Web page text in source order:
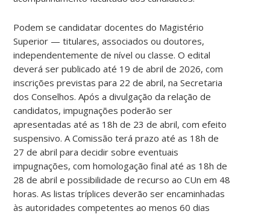
Podem se candidatar docentes do Magistério
Superior — titulares, associados ou doutores,
independentemente de nível ou classe. O edital
deverá ser publicado até 19 de abril de 2026, com
inscrições previstas para 22 de abril, na Secretaria
dos Conselhos. Após a divulgação da relação de
candidatos, impugnações poderão ser
apresentadas até as 18h de 23 de abril, com efeito
suspensivo. A Comissão terá prazo até as 18h de
27 de abril para decidir sobre eventuais
impugnações, com homologação final até as 18h de
28 de abril e possibilidade de recurso ao CUn em 48
horas. As listas tríplices deverão ser encaminhadas
às autoridades competentes ao menos 60 dias